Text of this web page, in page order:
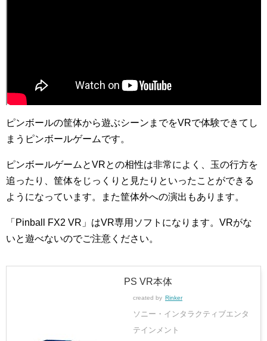
ピンボールの筐体から遊ぶシーンまでをVRで体験できてし
まうピンボールゲームです。
ピンボールゲームとVRとの相性は非常によく、玉の行方を
追ったり、筐体をじっくりと見たりといったことができる
ようになっています。また筐体外への演出もあります。
「Pinball FX2 VR」はVR専用ソフトになります。VRがな
いと遊べないのでご注意ください。
PS VR本体
created by Rinker
ソニー・インタラクティブエンタ
テインメント